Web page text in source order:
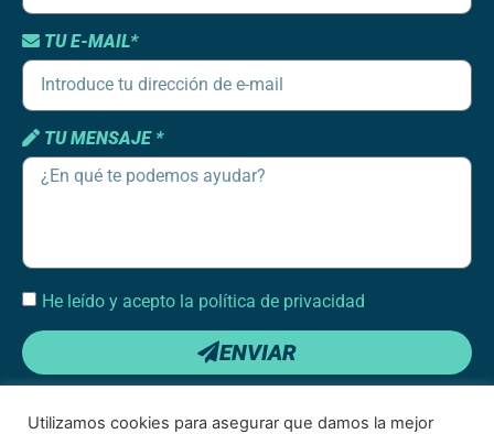
TU E-MAIL*
TU MENSAJE *
He leído y acepto la política de privacidad
ENVIAR
Utilizamos cookies para asegurar que damos la mejor